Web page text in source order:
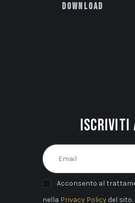
Download
Iscriviti
Acconsento al
nella Privacy Policy del sito.